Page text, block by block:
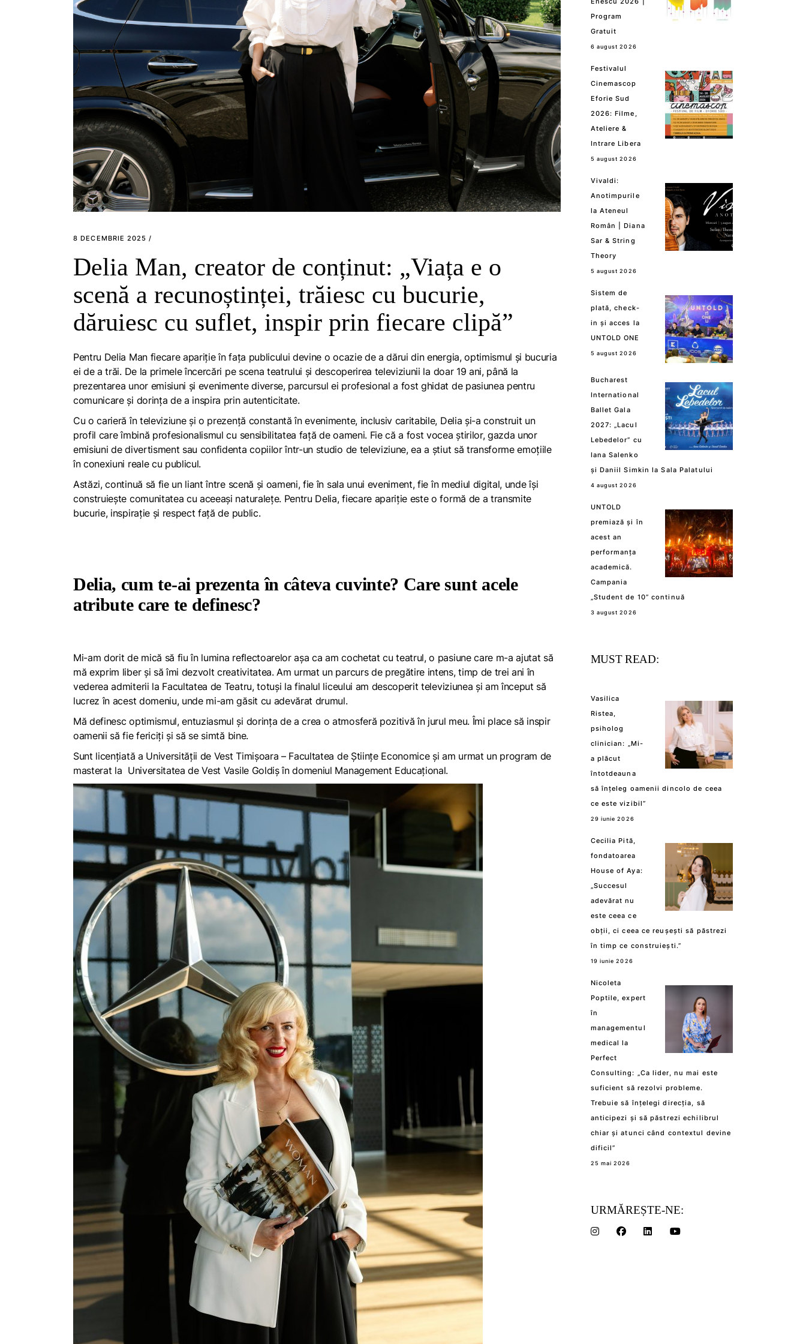
8 DECEMBRIE 2025
Delia Man, creator de conținut: „Viața e o
scenă a recunoștinței, trăiesc cu bucurie,
dăruiesc cu suflet, inspir prin fiecare clipă”
Pentru Delia Man fiecare apariție în fața publicului devine o ocazie de a dărui din energia, optimismul și bucuria
ei de a trăi. De la primele încercări pe scena teatrului și descoperirea televiziunii la doar 19 ani, până la
prezentarea unor emisiuni și evenimente diverse, parcursul ei profesional a fost ghidat de pasiunea pentru
comunicare și dorința de a inspira prin autenticitate.
Cu o carieră în televiziune și o prezență constantă în evenimente, inclusiv caritabile, Delia și-a construit un
profil care îmbină profesionalismul cu sensibilitatea față de oameni. Fie că a fost vocea știrilor, gazda unor
emisiuni de divertisment sau confidenta copiilor într-un studio de televiziune, ea a știut să transforme emoțiile
în conexiuni reale cu publicul.
Astăzi, continuă să fie un liant între scenă și oameni, fie în sala unui eveniment, fie în mediul digital, unde își
construiește comunitatea cu aceeași naturalețe. Pentru Delia, fiecare apariție este o formă de a transmite
bucurie, inspirație și respect față de public.
Delia, cum te-ai prezenta în câteva cuvinte? Care sunt acele
atribute care te definesc?
Mi-am dorit de mică să fiu în lumina reflectoarelor așa ca am cochetat cu teatrul, o pasiune care m-a ajutat să
mă exprim liber și să îmi dezvolt creativitatea. Am urmat un parcurs de pregătire intens, timp de trei ani în
vederea admiterii la Facultatea de Teatru, totuși la finalul liceului am descoperit televiziunea și am început să
lucrez în acest domeniu, unde mi-am găsit cu adevărat drumul.
Mă definesc optimismul, entuziasmul și dorința de a crea o atmosferă pozitivă în jurul meu. Îmi place să inspir
oamenii să fie fericiți și să se simtă bine.
Sunt licențiată a Universității de Vest Timișoara – Facultatea de Științe Economice și am urmat un program de
masterat la Universitatea de Vest Vasile Goldiș în domeniul Management Educațional.
Program
Gratuit
6 august 2026
Festivalul
Cinemascop
Eforie Sud
2026: Filme,
Ateliere &
Intrare Libera
5 august 2026
Vivaldi:
Anotimpurile
la Ateneul
Român | Diana
Sar & String
Theory
5 august 2026
Sistem de
plată, check-
in și acces la
UNTOLD ONE
5 august 2026
Bucharest
International
Ballet Gala
2027: „Lacul
Lebedelor” cu
Iana Salenko
și Daniil Simkin la Sala Palatului
4 august 2026
UNTOLD
premiază și în
acest an
performanța
academică.
Campania
„Student de 10” continuă
3 august 2026
MUST READ:
Vasilica
Ristea,
psiholog
clinician: „Mi-
a plăcut
întotdeauna
să înțeleg oamenii dincolo de ceea
ce este vizibil”
29 iunie 2026
Cecilia Pită,
fondatoarea
House of Aya:
„Succesul
adevărat nu
este ceea ce
obții, ci ceea ce reușești să păstrezi
în timp ce construiești.”
19 iunie 2026
Nicoleta
Poptile, expert
în
managementul
medical la
Perfect
Consulting: „Ca lider, nu mai este
suficient să rezolvi probleme.
Trebuie să înțelegi direcția, să
anticipezi și să păstrezi echilibrul
chiar și atunci când contextul devine
dificil”
25 mai 2026
URMĂREȘTE-NE: